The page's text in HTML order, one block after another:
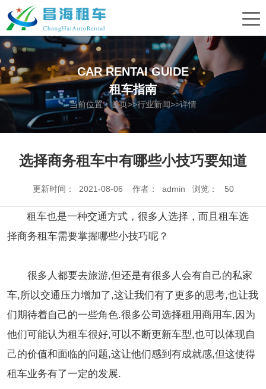
CAR RENTAI GUIDE
租车指南
当前位置：首页>>行业新闻>>详情
选择商务租车中有哪些小技巧要知道
更新时间： 2021-08-06 作者： admin 浏览： 50
租车也是一种交通方式，很多人选择，而且租车选
择商务租车需要掌握哪些小技巧呢？
很多人都要去旅游,但还是有很多人会有自己的私家
车,所以交通压力增加了,这让我们有了更多的思考,也让我
们期待着自己的一些角色.很多公司选择租用商用车,因为
他们可能认为租车很好,可以不断更新车型,也可以体现自
己的价值和面临的问题,这让他们感到有成就感,但这使得
租车业务有了一定的发展.